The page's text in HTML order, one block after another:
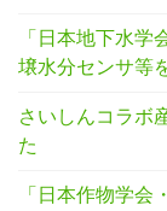
「日本地下水学
壌水分センサ等
さいしんコラボ
た
「日本作物学